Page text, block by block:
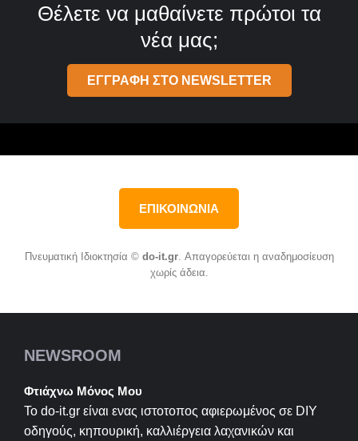
Θέλετε να μαθαίνετε πρώτοι τα
νέα μας;
ΕΓΓΡΑΦΗ ΣΤΟ NEWSLETTER
ΕΠΙΚΟΙΝΩΝΙΑ
Πνευματική Ιδιοκτησία © do-it.gr. Απαγορεύεται η αναδημοσίευση
χωρίς άδεια.
NEWSROOM
Φτιάχνω Μόνος Μου
Το do-it.gr είναι ενας ιστοτοπος αφιερωμένος σε DIY
οδηγούς, κηπουρική, καλλιέργεια λαχανικών και